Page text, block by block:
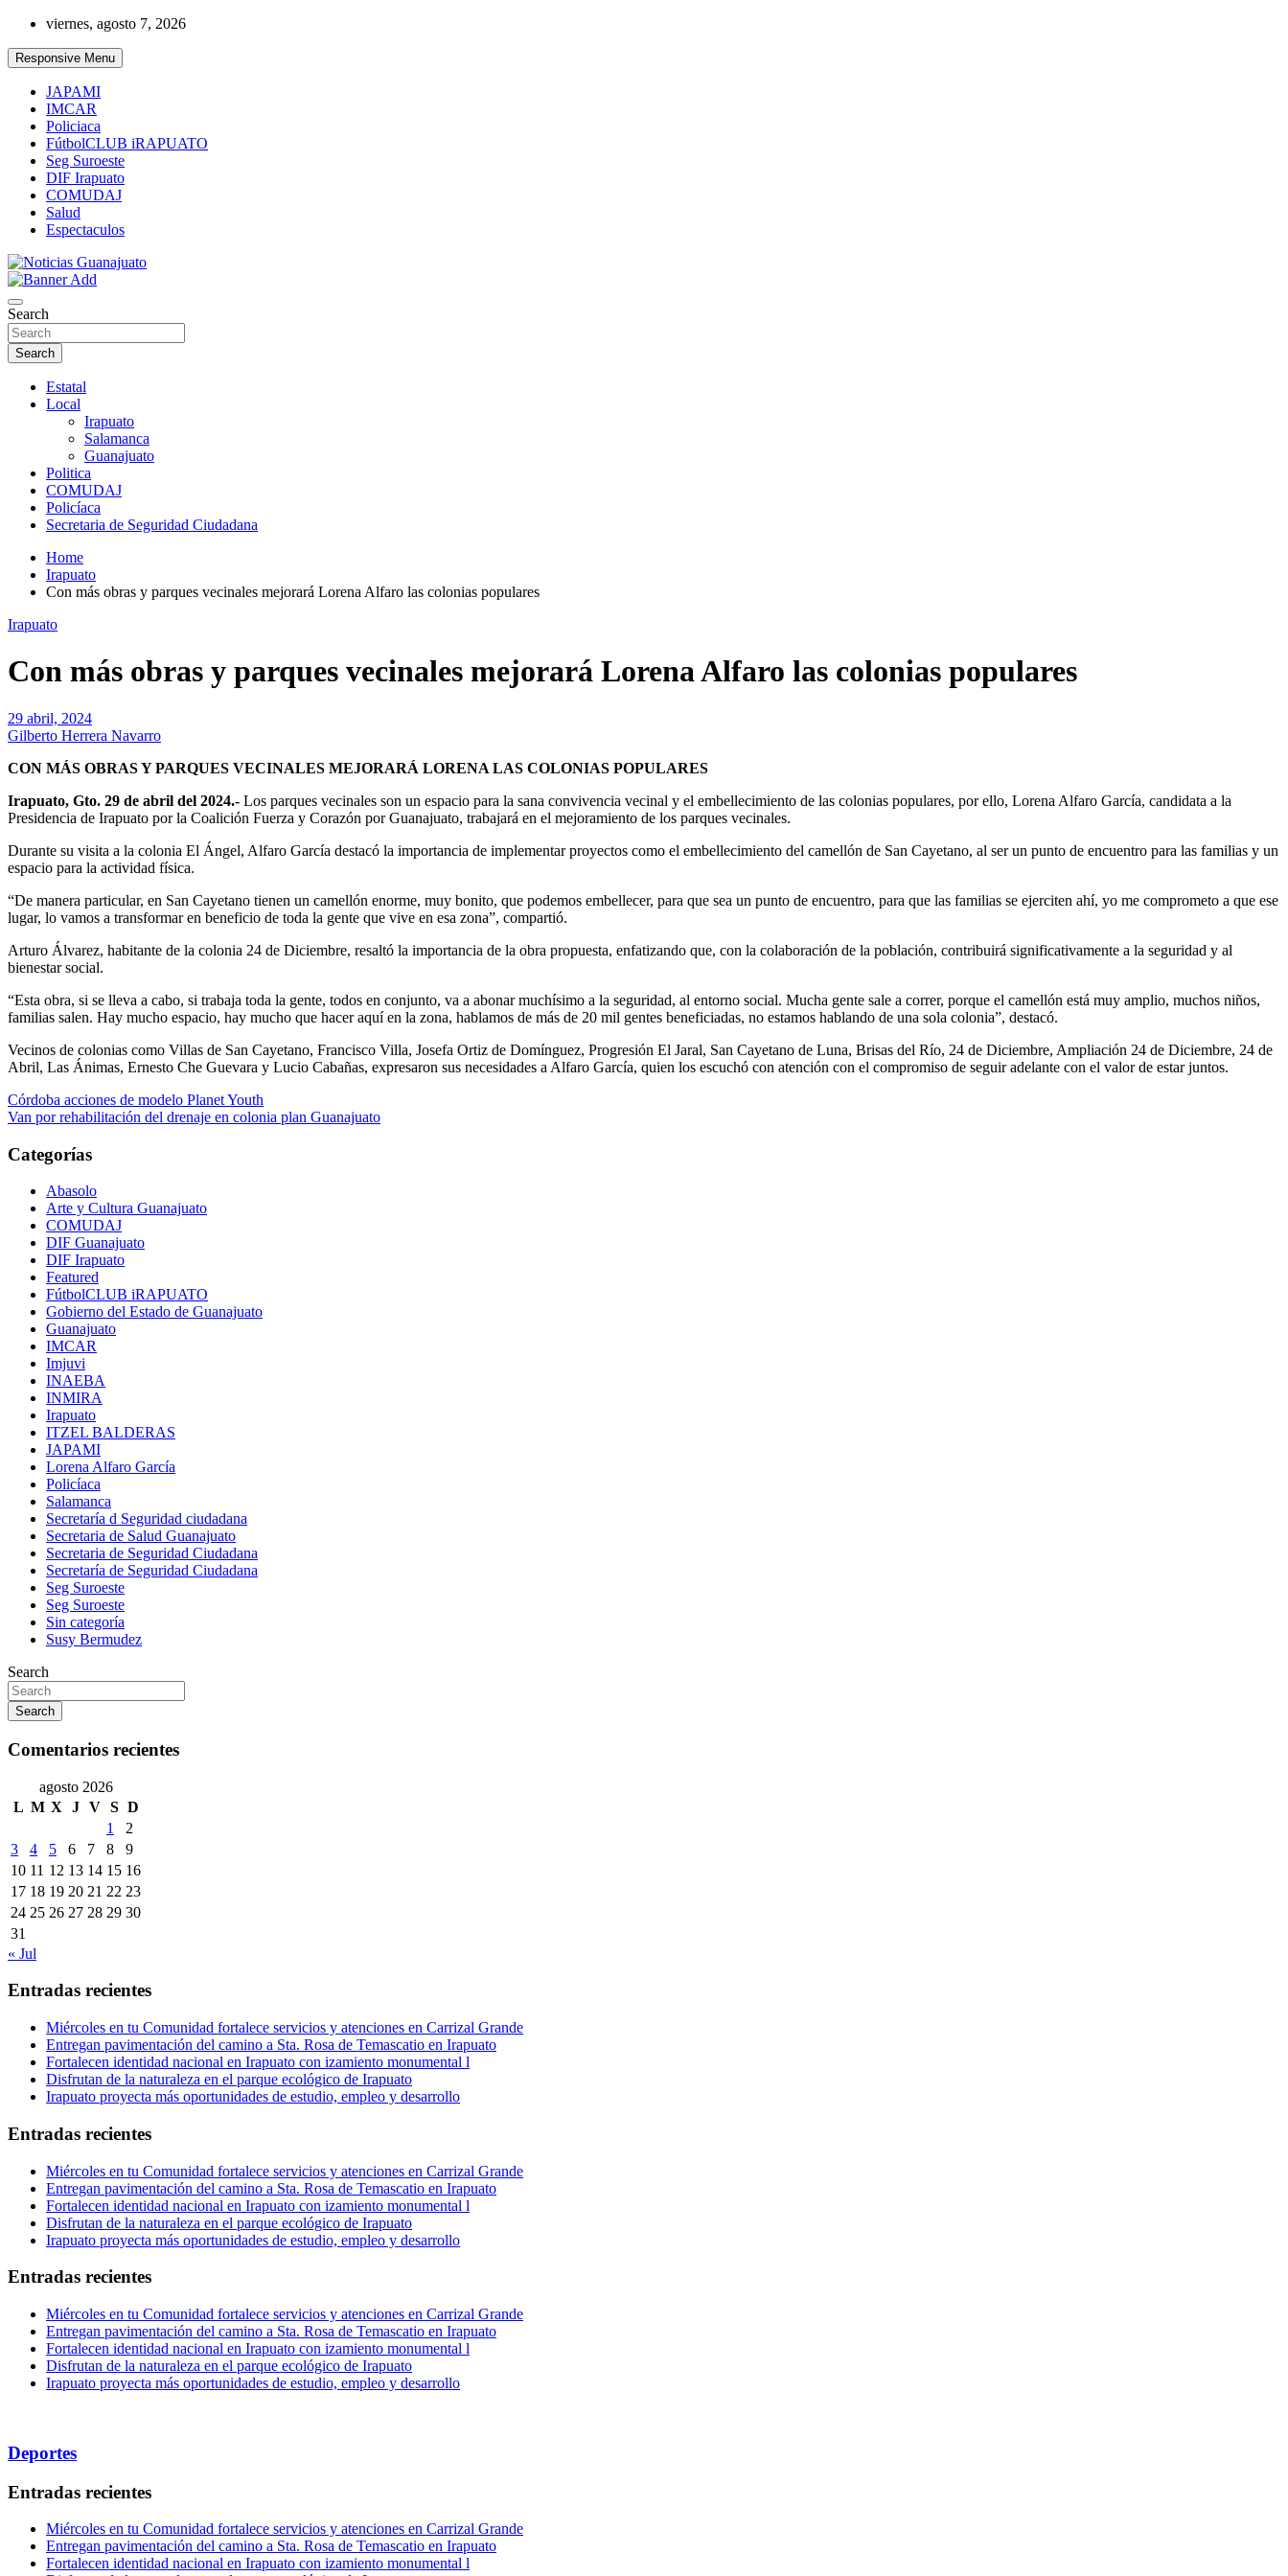
Skip
content
viernes, agosto 7, 2026
Responsive Menu
JAPAMI
IMCAR
Policiaca
FútbolCLUB iRAPUATO
Seg Suroeste
DIF Irapuato
COMUDAJ
Salud
Espectaculos
Noticias Guanajuato
Search
Search
Estatal
Local
Irapuato
Salamanca
Guanajuato
Politica
COMUDAJ
Policíaca
Secretaria de Seguridad Ciudadana
Home
Irapuato
Con más obras y parques vecinales mejorará Lorena Alfaro las colonias populares
Irapuato
Con más obras y parques vecinales mejorará Lorena Alfaro las colonias populares
29 abril, 2024
Gilberto Herrera Navarro
CON MÁS OBRAS Y PARQUES VECINALES MEJORARÁ LORENA LAS COLONIAS POPULARES
Irapuato, Gto. 29 de abril del 2024.- Los parques vecinales son un espacio para la sana convivencia vecinal y el embellecimiento de las colonias populares, por ello, Lorena Alfaro García, candidata a la
Presidencia de Irapuato por la Coalición Fuerza y Corazón por Guanajuato, trabajará en el mejoramiento de los parques vecinales.
Durante su visita a la colonia El Ángel, Alfaro García destacó la importancia de implementar proyectos como el embellecimiento del camellón de San Cayetano, al ser un punto de encuentro para las familias y un
espacio para la actividad física.
“De manera particular, en San Cayetano tienen un camellón enorme, muy bonito, que podemos embellecer, para que sea un punto de encuentro, para que las familias se ejerciten ahí, yo me comprometo a que ese
lugar, lo vamos a transformar en beneficio de toda la gente que vive en esa zona”, compartió.
Arturo Álvarez, habitante de la colonia 24 de Diciembre, resaltó la importancia de la obra propuesta, enfatizando que, con la colaboración de la población, contribuirá significativamente a la seguridad y al
bienestar social.
“Esta obra, si se lleva a cabo, si trabaja toda la gente, todos en conjunto, va a abonar muchísimo a la seguridad, al entorno social. Mucha gente sale a correr, porque el camellón está muy amplio, muchos niños,
familias salen. Hay mucho espacio, hay mucho que hacer aquí en la zona, hablamos de más de 20 mil gentes beneficiadas, no estamos hablando de una sola colonia”, destacó.
Vecinos de colonias como Villas de San Cayetano, Francisco Villa, Josefa Ortiz de Domínguez, Progresión El Jaral, San Cayetano de Luna, Brisas del Río, 24 de Diciembre, Ampliación 24 de Diciembre, 24 de
Abril, Las Ánimas, Ernesto Che Guevara y Lucio Cabañas, expresaron sus necesidades a Alfaro García, quien los escuchó con atención con el compromiso de seguir adelante con el valor de estar juntos.
Navegación
de
entradas
Córdoba acciones de modelo Planet Youth
Van por rehabilitación del drenaje en colonia plan Guanajuato
Categorías
Abasolo
Arte y Cultura Guanajuato
COMUDAJ
DIF Guanajuato
DIF Irapuato
Featured
FútbolCLUB iRAPUATO
Gobierno del Estado de Guanajuato
Guanajuato
IMCAR
Imjuvi
INAEBA
INMIRA
Irapuato
ITZEL BALDERAS
JAPAMI
Lorena Alfaro García
Policíaca
Salamanca
Secretaría d Seguridad ciudadana
Secretaria de Salud Guanajuato
Secretaria de Seguridad Ciudadana
Secretaría de Seguridad Ciudadana
Seg Suroeste
Seg Suroeste
Sin categoría
Susy Bermudez
Search
Search
Comentarios recientes
agosto 2026
L M X J V S D
1
2
3
4 5 6 7 8
9
10 11 12 13 14 15 16
17 18 19 20 21 22 23
24 25 26 27 28 29 30
31
« Jul
Entradas recientes
Miércoles en tu Comunidad fortalece servicios y atenciones en Carrizal Grande
Entregan pavimentación del camino a Sta. Rosa de Temascatio en Irapuato
Fortalecen identidad nacional en Irapuato con izamiento monumental l
Disfrutan de la naturaleza en el parque ecológico de Irapuato
Irapuato proyecta más oportunidades de estudio, empleo y desarrollo
Entradas recientes
Miércoles en tu Comunidad fortalece servicios y atenciones en Carrizal Grande
Entregan pavimentación del camino a Sta. Rosa de Temascatio en Irapuato
Fortalecen identidad nacional en Irapuato con izamiento monumental l
Disfrutan de la naturaleza en el parque ecológico de Irapuato
Irapuato proyecta más oportunidades de estudio, empleo y desarrollo
Entradas recientes
Miércoles en tu Comunidad fortalece servicios y atenciones en Carrizal Grande
Entregan pavimentación del camino a Sta. Rosa de Temascatio en Irapuato
Fortalecen identidad nacional en Irapuato con izamiento monumental l
Disfrutan de la naturaleza en el parque ecológico de Irapuato
Irapuato proyecta más oportunidades de estudio, empleo y desarrollo
Deportes
Entradas recientes
Miércoles en tu Comunidad fortalece servicios y atenciones en Carrizal Grande
Entregan pavimentación del camino a Sta. Rosa de Temascatio en Irapuato
Fortalecen identidad nacional en Irapuato con izamiento monumental l